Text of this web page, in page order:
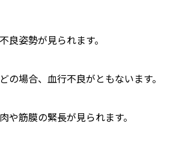
良姿勢が見られます。
の場合、血行不良がともないます。
や筋膜の緊長が見られます。